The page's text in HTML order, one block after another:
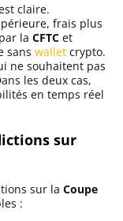
claire.
frais plus
la CFTC et
sans wallet crypto.
ne souhaitent pas
les deux cas,
en temps réel
sur
sur la Coupe
: